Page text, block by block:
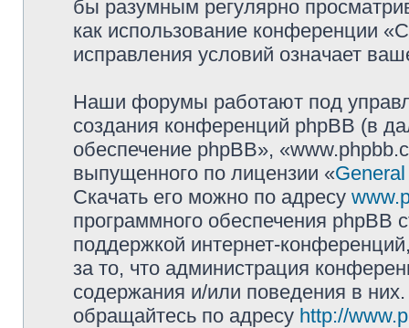
бы разумным регулярно
как использование конференции
исправления условий означает
Наши форумы работают под
создания конференций phpBB (в
обеспечение phpBB»,
выпущенного по лицензии «
Скачать его можно по адресу
программного обеспечения phpBB
поддержкой интернет-
за то, что администрация
содержания и/или поведения в
обращайтесь по адресу http://